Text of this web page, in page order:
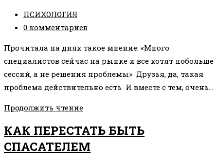
Рубрика
записи:
ПСИХОЛОГИЯ
Комментарии
записи:
0 комментариев
Прочитала на днях такое мнение: «Много
специалистов сейчас на рынке и все хотят побольше
сессий, а не решения проблемы» Друзья, да, такая
проблема действительно есть И вместе с тем, очень…
Продолжить чтениеВСЕ
ХОТЯТ
ПОБОЛЬШЕ
КАК ПЕРЕСТАТЬ БЫТЬ
СПАСАТЕЛЕМ